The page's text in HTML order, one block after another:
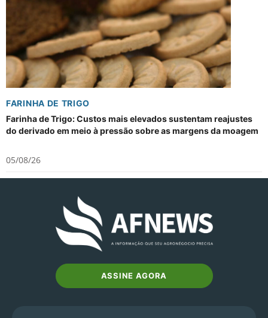
FARINHA DE TRIGO
Farinha de Trigo: Custos mais elevados sustentam reajustes
do derivado em meio à pressão sobre as margens da moagem
05/08/26
ASSINE AGORA